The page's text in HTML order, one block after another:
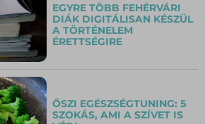
EGYRE TÖBB FEHÉRVÁRI
DIÁK DIGITÁLISAN KÉSZÜL
A TÖRTÉNELEM
ÉRETTSÉGIRE
ŐSZI EGÉSZSÉGTUNING: 5
SZOKÁS, AMI A SZÍVET IS